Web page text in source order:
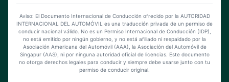
Aviso: El Documento Internacional de Conducción ofrecido por la AUTORIDAD
INTERNACIONAL DEL AUTOMÓVIL es una traducción privada de un permiso de
conducir nacional válido. No es un Permiso Internacional de Conducción (IDP),
no está emitido por ningún gobierno, y no está afiliado ni respaldado por la
Asociación Americana del Automóvil (AAA), la Asociación del Automóvil de
Singapur (AAS), ni por ninguna autoridad oficial de licencias. Este documento
no otorga derechos legales para conducir y siempre debe usarse junto con tu
permiso de conducir original.